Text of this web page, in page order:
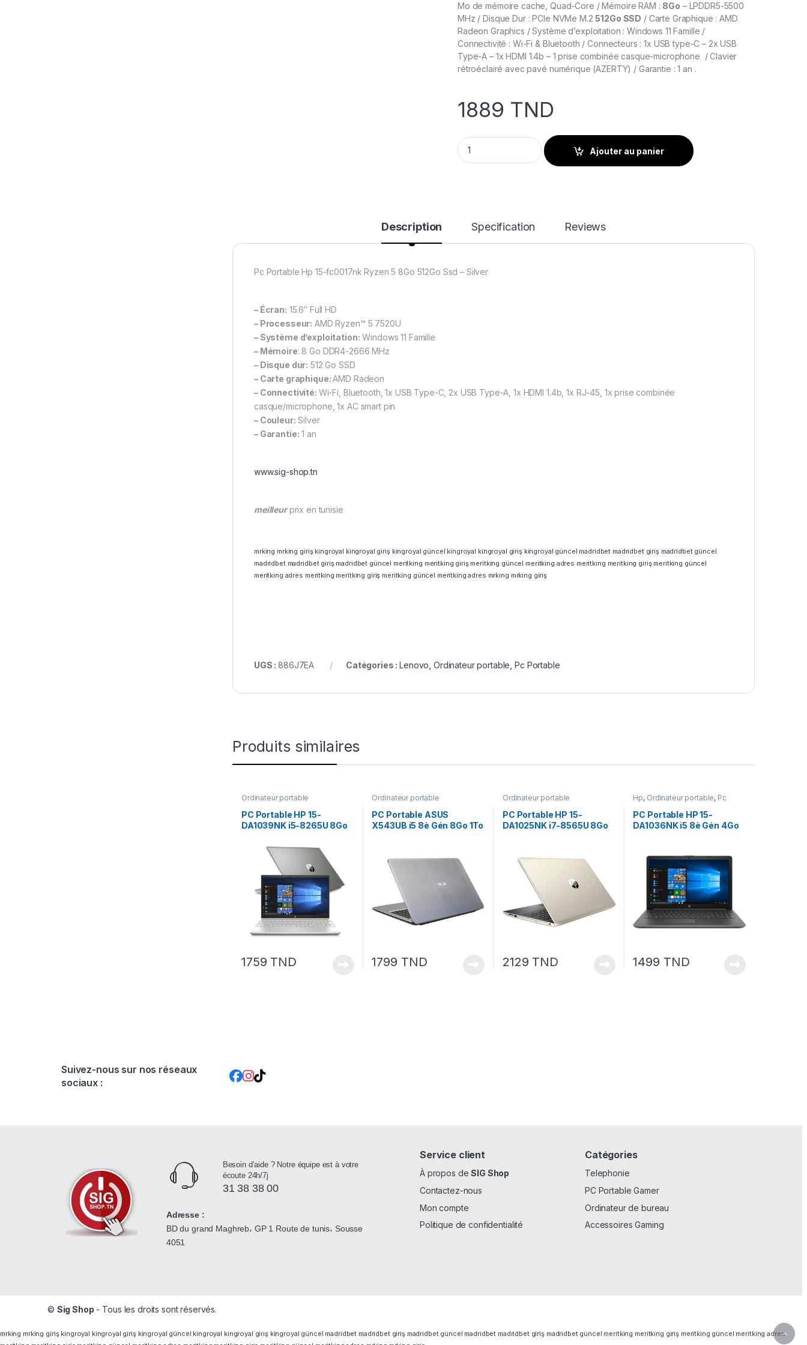
Mo de mémoire cache, Quad-Core / Mémoire RAM : 8Go – LPDDR5-5500
MHz / Disque Dur : PCIe NVMe M.2512Go SSD / Carte Graphique : AMD
Radeon Graphics / Système d’exploitation : Windows 11 Famille /
Connectivité : Wi-Fi & Bluetooth / Connecteurs : 1x USB type-C – 2x USB
Type-A – 1x HDMI 1.4b – 1 prise combinée casque-microphone / Clavier
rétroéclairé avec pavé numérique (AZERTY) / Garantie : 1 an .
1889 TND
Pc Portable Hp 15-fc0017nk Ryzen 5 8Go 512Go Ssd – Silver quantity
Ajouter au panier
Description Specification Reviews
Pc Portable Hp 15-fc0017nk Ryzen 5 8Go 512Go Ssd – Silver
– Écran: 15.6″ Full HD
– Processeur: AMD Ryzen™ 5 7520U
– Système d’exploitation: Windows 11 Famille
– Mémoire: 8 Go DDR4-2666 MHz
– Disque dur: 512 Go SSD
– Carte graphique:AMD Radeon
– Connectivité: Wi-Fi, Bluetooth, 1x USB Type-C, 2x USB Type-A, 1x HDMI 1.4b, 1x RJ-45, 1x prise combinée
casque/microphone, 1x AC smart pin
– Couleur: Silver
– Garantie: 1 an
www.sig-shop.tn
meilleurprix en tunisie
mrking mrking giriş kingroyal kingroyal giriş kingroyal güncel kingroyal kingroyal giriş kingroyal güncel madridbet madridbet giriş madridbet güncel
madridbet madridbet giriş madridbet güncel meritking meritking giriş meritking güncel meritking adres meritking meritking giriş meritking güncel
meritking adres meritking meritking giriş meritking güncel meritking adres mrking mrking giriş
UGS :886J7EA Catégories :Lenovo ,Ordinateur portable ,Pc Portable
Produits similaires
Ordinateur portable
PC Portable HP 15-
DA1039NK i5-8265U 8Go
1759 TND
Ordinateur portable
PC Portable ASUS
X543UB i5 8è Gén 8Go 1To
1799 TND
Ordinateur portable
PC Portable HP 15-
DA1025NK i7-8565U 8Go
2129 TND
Hp, Ordinateur portable, Pc
Portable
PC Portable HP 15-
DA1036NK i5 8è Gén 4Go
1499 TND
Suivez-nous sur nos réseaux
sociaux :
Besoin d’aide ? Notre équipe est à votre
écoute 24h/7j
31 38 38 00
Adresse :
BD du grand Maghreb، GP 1 Route de tunis، Sousse
4051
Service client
À propos deSIG Shop
Contactez-nous
Mon compte
Politique de confidentialité
Catégories
Telephonie
PC Portable Gamer
Ordinateur de bureau
Accessoires Gaming
© Sig Shop - Tous les droits sont réservés.
mrking mrking giriş kingroyal kingroyal giriş kingroyal güncel kingroyal kingroyal giriş kingroyal güncel madridbet madridbet giriş madridbet güncel madridbet madridbet giriş madridbet güncel meritking meritking giriş meritking güncel meritking adres